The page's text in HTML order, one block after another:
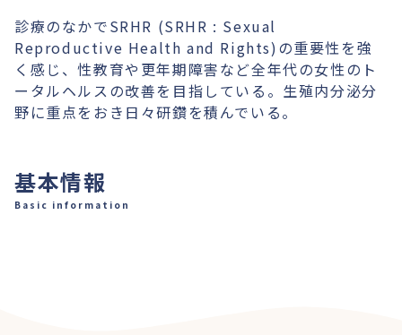
診療のなかでSRHR (SRHR : Sexual
Reproductive Health and Rights)の重要性を強
く感じ、性教育や更年期障害など全年代の女性のト
ータルヘルスの改善を目指している。生殖内分泌分
野に重点をおき日々研鑽を積んでいる。
基本情報
Basic information